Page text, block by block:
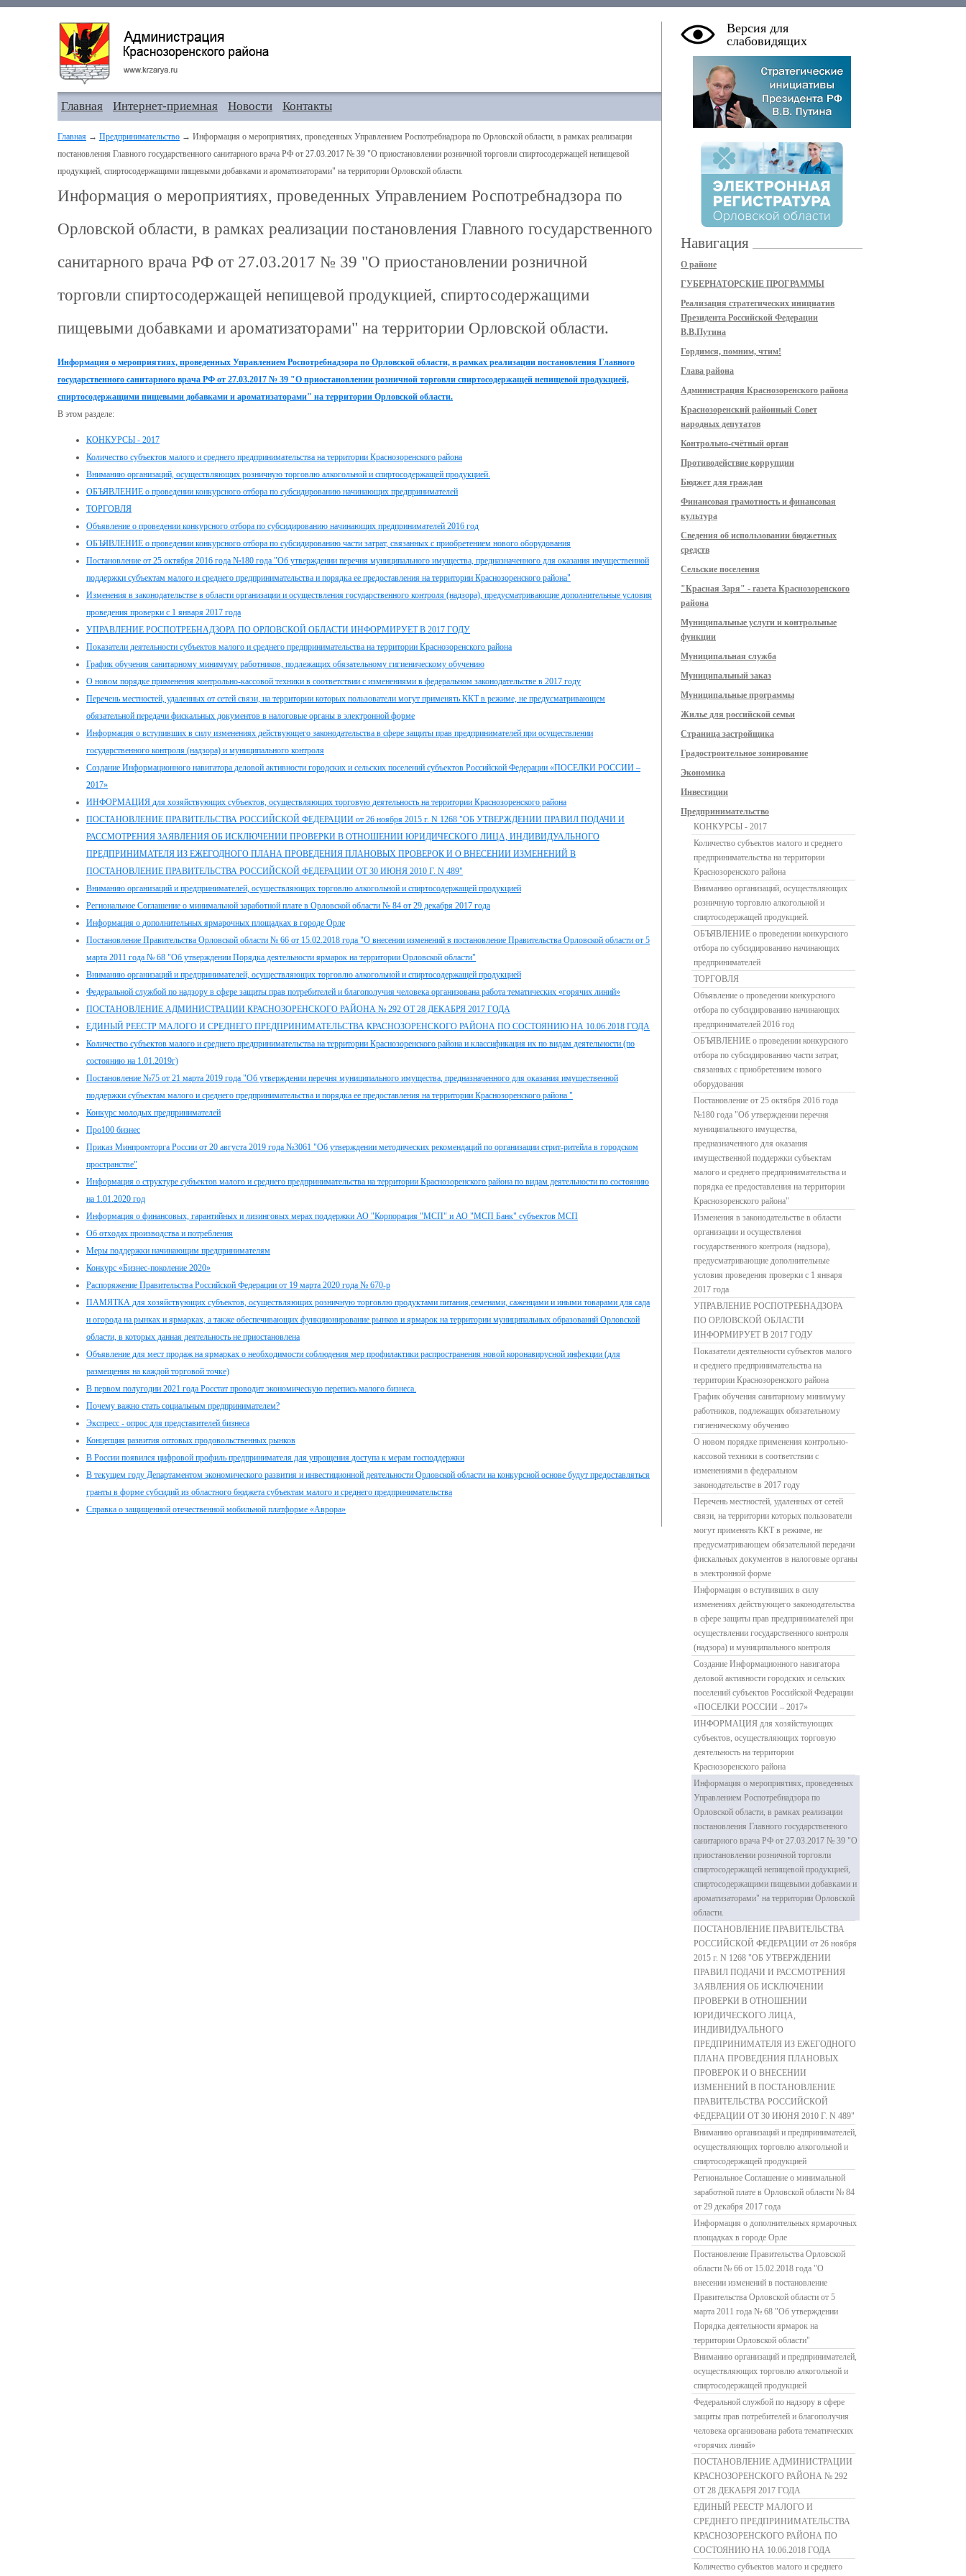
Главная Интернет-приемная Новости Контакты
Главная → Предпринимательство → Информация о мероприятиях, проведенных Управлением Роспотребнадзора по Орловской области, в рамках реализации
постановления Главного государственного санитарного врача РФ от 27.03.2017 № 39 "О приостановлении розничной торговли спиртосодержащей непищевой
продукцией, спиртосодержащими пищевыми добавками и ароматизаторами" на территории Орловской области.
Информация о мероприятиях, проведенных Управлением Роспотребнадзора по
Орловской области, в рамках реализации постановления Главного государственного
санитарного врача РФ от 27.03.2017 № 39 "О приостановлении розничной
торговли спиртосодержащей непищевой продукцией, спиртосодержащими
пищевыми добавками и ароматизаторами" на территории Орловской области.
Информация о мероприятиях, проведенных Управлением Роспотребнадзора по Орловской области, в рамках реализации постановления Главного
государственного санитарного врача РФ от 27.03.2017 № 39 "О приостановлении розничной торговли спиртосодержащей непищевой продукцией,
спиртосодержащими пищевыми добавками и ароматизаторами" на территории Орловской области.
В этом разделе:
КОНКУРСЫ - 2017
Количество субъектов малого и среднего предпринимательства на территории Краснозоренского района
Вниманию организаций, осуществляющих розничную торговлю алкогольной и спиртосодержащей продукцией.
ОБЪЯВЛЕНИЕ о проведении конкурсного отбора по субсидированию начинающих предпринимателей
ТОРГОВЛЯ
Объявление о проведении конкурсного отбора по субсидированию начинающих предпринимателей 2016 год
ОБЪЯВЛЕНИЕ о проведении конкурсного отбора по субсидированию части затрат, связанных с приобретением нового оборудования
Постановление от 25 октября 2016 года №180 года "Об утверждении перечня муниципального имущества, предназначенного для оказания имущественной
поддержки субъектам малого и среднего предпринимательства и порядка ее предоставления на территории Краснозоренского района"
Изменения в законодательстве в области организации и осуществления государственного контроля (надзора), предусматривающие дополнительные условия
проведения проверки с 1 января 2017 года
УПРАВЛЕНИЕ РОСПОТРЕБНАДЗОРА ПО ОРЛОВСКОЙ ОБЛАСТИ ИНФОРМИРУЕТ В 2017 ГОДУ
Показатели деятельности субъектов малого и среднего предпринимательства на территории Краснозоренского района
График обучения санитарному минимуму работников, подлежащих обязательному гигиеническому обучению
О новом порядке применения контрольно-кассовой техники в соответствии с изменениями в федеральном законодательстве в 2017 году
Перечень местностей, удаленных от сетей связи, на территории которых пользователи могут применять ККТ в режиме, не предусматривающем
обязательной передачи фискальных документов в налоговые органы в электронной форме
Информация о вступивших в силу изменениях действующего законодательства в сфере защиты прав предпринимателей при осуществлении
государственного контроля (надзора) и муниципального контроля
Создание Информационного навигатора деловой активности городских и сельских поселений субъектов Российской Федерации «ПОСЕЛКИ РОССИИ –
2017»
ИНФОРМАЦИЯ для хозяйствующих субъектов, осуществляющих торговую деятельность на территории Краснозоренского района
ПОСТАНОВЛЕНИЕ ПРАВИТЕЛЬСТВА РОССИЙСКОЙ ФЕДЕРАЦИИ от 26 ноября 2015 г. N 1268 "ОБ УТВЕРЖДЕНИИ ПРАВИЛ ПОДАЧИ И
РАССМОТРЕНИЯ ЗАЯВЛЕНИЯ ОБ ИСКЛЮЧЕНИИ ПРОВЕРКИ В ОТНОШЕНИИ ЮРИДИЧЕСКОГО ЛИЦА, ИНДИВИДУАЛЬНОГО
ПРЕДПРИНИМАТЕЛЯ ИЗ ЕЖЕГОДНОГО ПЛАНА ПРОВЕДЕНИЯ ПЛАНОВЫХ ПРОВЕРОК И О ВНЕСЕНИИ ИЗМЕНЕНИЙ В
ПОСТАНОВЛЕНИЕ ПРАВИТЕЛЬСТВА РОССИЙСКОЙ ФЕДЕРАЦИИ ОТ 30 ИЮНЯ 2010 Г. N 489"
Вниманию организаций и предпринимателей, осуществляющих торговлю алкогольной и спиртосодержащей продукцией
Региональное Соглашение о минимальной заработной плате в Орловской области № 84 от 29 декабря 2017 года
Информация о дополнительных ярмарочных площадках в городе Орле
Постановление Правительства Орловской области № 66 от 15.02.2018 года "О внесении изменений в постановление Правительства Орловской области от 5
марта 2011 года № 68 "Об утверждении Порядка деятельности ярмарок на территории Орловской области"
Вниманию организаций и предпринимателей, осуществляющих торговлю алкогольной и спиртосодержащей продукцией
Федеральной службой по надзору в сфере защиты прав потребителей и благополучия человека организована работа тематических «горячих линий»
ПОСТАНОВЛЕНИЕ АДМИНИСТРАЦИИ КРАСНОЗОРЕНСКОГО РАЙОНА № 292 ОТ 28 ДЕКАБРЯ 2017 ГОДА
ЕДИНЫЙ РЕЕСТР МАЛОГО И СРЕДНЕГО ПРЕДПРИНИМАТЕЛЬСТВА КРАСНОЗОРЕНСКОГО РАЙОНА ПО СОСТОЯНИЮ НА 10.06.2018 ГОДА
Количество субъектов малого и среднего предпринимательства на территории Краснозоренского района и классификация их по видам деятельности (по
состоянию на 1.01.2019г)
Постановление №75 от 21 марта 2019 года "Об утверждении перечня муниципального имущества, предназначенного для оказания имущественной
поддержки субъектам малого и среднего предпринимательства и порядка ее предоставления на территории Краснозоренского района "
Конкурс молодых предпринимателей
Про100 бизнес
Приказ Минпромторга России от 20 августа 2019 года №3061 "Об утверждении методических рекомендаций по организации стрит-ритейла в городском
пространстве"
Информация о структуре субъектов малого и среднего предпринимательства на территории Краснозоренского района по видам деятельности по состоянию
на 1.01.2020 год
Информация о финансовых, гарантийных и лизинговых мерах поддержки АО "Корпорация "МСП" и АО "МСП Банк" субъектов МСП
Об отходах производства и потребления
Меры поддержки начинающим предпринимателям
Конкурс «Бизнес-поколение 2020»
Распоряжение Правительства Российской Федерации от 19 марта 2020 года № 670-р
ПАМЯТКА для хозяйствующих субъектов, осуществляющих розничную торговлю продуктами питания,семенами, саженцами и иными товарами для сада
и огорода на рынках и ярмарках, а также обеспечивающих функционирование рынков и ярмарок на территории муниципальных образований Орловской
области, в которых данная деятельность не приостановлена
Объявление для мест продаж на ярмарках о необходимости соблюдения мер профилактики распространения новой коронавирусной инфекции (для
размещения на каждой торговой точке)
В первом полугодии 2021 года Росстат проводит экономическую перепись малого бизнеса.
Почему важно стать социальным предпринимателем?
Экспресс - опрос для представителей бизнеса
Концепция развития оптовых продовольственных рынков
В России появился цифровой профиль предпринимателя для упрощения доступа к мерам господдержки
В текущем году Департаментом экономического развития и инвестиционной деятельности Орловской области на конкурсной основе будут предоставляться
гранты в форме субсидий из областного бюджета субъектам малого и среднего предпринимательства
Справка о защищенной отечественной мобильной платформе «Аврора»
Версия для
слабовидящих
Навигация
О районе
ГУБЕРНАТОРСКИЕ ПРОГРАММЫ
Реализация стратегических инициатив
Президента Российской Федерации
В.В.Путина
Гордимся, помним, чтим!
Глава района
Администрация Краснозоренского района
Краснозоренский районный Совет
народных депутатов
Контрольно-счётный орган
Противодействие коррупции
Бюджет для граждан
Финансовая грамотность и финансовая
культура
Сведения об использовании бюджетных
средств
Сельские поселения
"Красная Заря" - газета Краснозоренского
района
Муниципальные услуги и контрольные
функции
Муниципальная служба
Муниципальный заказ
Муниципальные программы
Жилье для российской семьи
Страница застройщика
Градостроительное зонирование
Экономика
Инвестиции
Предпринимательство
КОНКУРСЫ - 2017
Количество субъектов малого и среднего
предпринимательства на территории
Краснозоренского района
Вниманию организаций, осуществляющих
розничную торговлю алкогольной и
спиртосодержащей продукцией.
ОБЪЯВЛЕНИЕ о проведении конкурсного
отбора по субсидированию начинающих
предпринимателей
ТОРГОВЛЯ
Объявление о проведении конкурсного
отбора по субсидированию начинающих
предпринимателей 2016 год
ОБЪЯВЛЕНИЕ о проведении конкурсного
отбора по субсидированию части затрат,
связанных с приобретением нового
оборудования
Постановление от 25 октября 2016 года
№180 года "Об утверждении перечня
муниципального имущества,
предназначенного для оказания
имущественной поддержки субъектам
малого и среднего предпринимательства и
порядка ее предоставления на территории
Краснозоренского района"
Изменения в законодательстве в области
организации и осуществления
государственного контроля (надзора),
предусматривающие дополнительные
условия проведения проверки с 1 января
2017 года
УПРАВЛЕНИЕ РОСПОТРЕБНАДЗОРА
ПО ОРЛОВСКОЙ ОБЛАСТИ
ИНФОРМИРУЕТ В 2017 ГОДУ
Показатели деятельности субъектов малого
и среднего предпринимательства на
территории Краснозоренского района
График обучения санитарному минимуму
работников, подлежащих обязательному
гигиеническому обучению
О новом порядке применения контрольно-
кассовой техники в соответствии с
изменениями в федеральном
законодательстве в 2017 году
Перечень местностей, удаленных от сетей
связи, на территории которых пользователи
могут применять ККТ в режиме, не
предусматривающем обязательной передачи
фискальных документов в налоговые органы
в электронной форме
Информация о вступивших в силу
изменениях действующего законодательства
в сфере защиты прав предпринимателей при
осуществлении государственного контроля
(надзора) и муниципального контроля
Создание Информационного навигатора
деловой активности городских и сельских
поселений субъектов Российской Федерации
«ПОСЕЛКИ РОССИИ – 2017»
ИНФОРМАЦИЯ для хозяйствующих
субъектов, осуществляющих торговую
деятельность на территории
Краснозоренского района
Информация о мероприятиях, проведенных
Управлением Роспотребнадзора по
Орловской области, в рамках реализации
постановления Главного государственного
санитарного врача РФ от 27.03.2017 № 39 "О
приостановлении розничной торговли
спиртосодержащей непищевой продукцией,
спиртосодержащими пищевыми добавками и
ароматизаторами" на территории Орловской
области.
ПОСТАНОВЛЕНИЕ ПРАВИТЕЛЬСТВА
РОССИЙСКОЙ ФЕДЕРАЦИИ от 26 ноября
2015 г. N 1268 "ОБ УТВЕРЖДЕНИИ
ПРАВИЛ ПОДАЧИ И РАССМОТРЕНИЯ
ЗАЯВЛЕНИЯ ОБ ИСКЛЮЧЕНИИ
ПРОВЕРКИ В ОТНОШЕНИИ
ЮРИДИЧЕСКОГО ЛИЦА,
ИНДИВИДУАЛЬНОГО
ПРЕДПРИНИМАТЕЛЯ ИЗ ЕЖЕГОДНОГО
ПЛАНА ПРОВЕДЕНИЯ ПЛАНОВЫХ
ПРОВЕРОК И О ВНЕСЕНИИ
ИЗМЕНЕНИЙ В ПОСТАНОВЛЕНИЕ
ПРАВИТЕЛЬСТВА РОССИЙСКОЙ
ФЕДЕРАЦИИ ОТ 30 ИЮНЯ 2010 Г. N 489"
Вниманию организаций и предпринимателей,
осуществляющих торговлю алкогольной и
спиртосодержащей продукцией
Региональное Соглашение о минимальной
заработной плате в Орловской области № 84
от 29 декабря 2017 года
Информация о дополнительных ярмарочных
площадках в городе Орле
Постановление Правительства Орловской
области № 66 от 15.02.2018 года "О
внесении изменений в постановление
Правительства Орловской области от 5
марта 2011 года № 68 "Об утверждении
Порядка деятельности ярмарок на
территории Орловской области"
Вниманию организаций и предпринимателей,
осуществляющих торговлю алкогольной и
спиртосодержащей продукцией
Федеральной службой по надзору в сфере
защиты прав потребителей и благополучия
человека организована работа тематических
«горячих линий»
ПОСТАНОВЛЕНИЕ АДМИНИСТРАЦИИ
КРАСНОЗОРЕНСКОГО РАЙОНА № 292
ОТ 28 ДЕКАБРЯ 2017 ГОДА
ЕДИНЫЙ РЕЕСТР МАЛОГО И
СРЕДНЕГО ПРЕДПРИНИМАТЕЛЬСТВА
КРАСНОЗОРЕНСКОГО РАЙОНА ПО
СОСТОЯНИЮ НА 10.06.2018 ГОДА
Количество субъектов малого и среднего